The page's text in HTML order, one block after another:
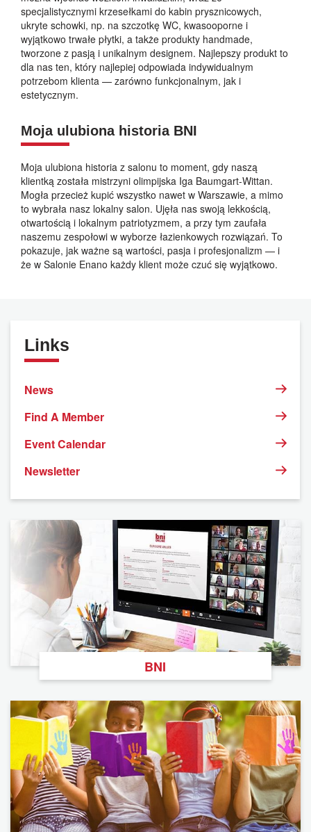
specjalistycznymi krzesełkami do kabin prysznicowych,
ukryte schowki, np. na szczotkę WC, kwasooporne i
wyjątkowo trwałe płytki, a także produkty handmade,
tworzone z pasją i unikalnym designem. Najlepszy produkt to
dla nas ten, który najlepiej odpowiada indywidualnym
potrzebom klienta — zarówno funkcjonalnym, jak i
estetycznym.
Moja ulubiona historia BNI
Moja ulubiona historia z salonu to moment, gdy naszą
klientką została mistrzyni olimpijska Iga Baumgart-Wittan.
Mogła przecież kupić wszystko nawet w Warszawie, a mimo
to wybrała nasz lokalny salon. Ujęła nas swoją lekkością,
otwartością i lokalnym patriotyzmem, a przy tym zaufała
naszemu zespołowi w wyborze łazienkowych rozwiązań. To
pokazuje, jak ważne są wartości, pasja i profesjonalizm — i
że w Salonie Enano każdy klient może czuć się wyjątkowo.
Links
News
Find A Member
Event Calendar
Newsletter
BNI